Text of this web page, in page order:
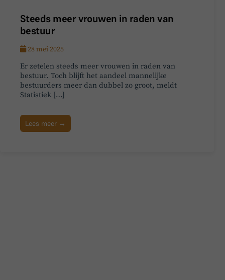
Steeds meer vrouwen in raden van
bestuur
28 mei 2025
Er zetelen steeds meer vrouwen in raden van
bestuur. Toch blijft het aandeel mannelijke
bestuurders meer dan dubbel zo groot, meldt
Statistiek […]
Lees meer →